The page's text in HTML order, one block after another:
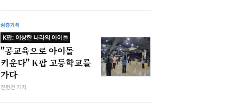
심층기획
K팝: 이상한 나라의 아이돌
"공교육으로 아이돌
키운다" K팝 고등학교를
가다
전현건 기자